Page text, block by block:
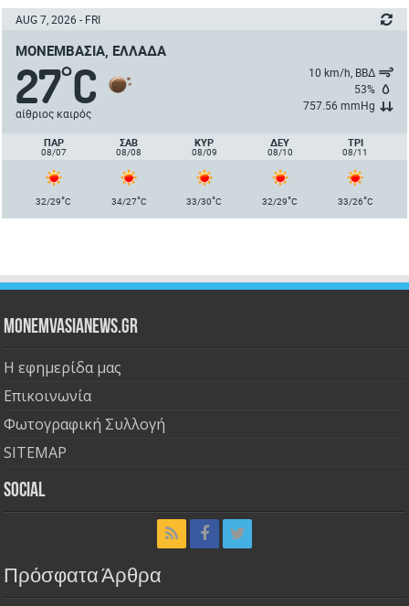
AUG 7, 2026 - FRI
ΜΟΝΕΜΒΑΣΙΆ, ΕΛΛΆΔΑ
27°C
αίθριος καιρός
10 km/h, ΒΒΔ
53%
757.56 mmHg
ΠΑΡ
08/07
ΣΑΒ
08/08
ΚΥΡ
08/09
ΔΕΥ
08/10
ΤΡΙ
08/11
32/29°C 34/27°C 33/30°C 32/29°C 33/26°C
Monemvasianews.gr
Η εφημερίδα μας
Επικοινωνία
Φωτογραφική Συλλογή
SITEMAP
Social
Πρόσφατα Άρθρα